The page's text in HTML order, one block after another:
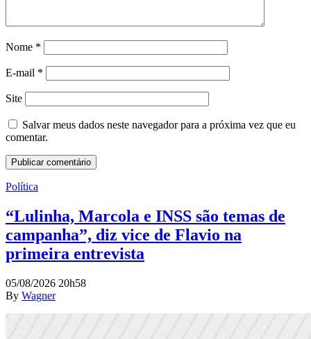
Nome *
E-mail *
Site
Salvar meus dados neste navegador para a próxima vez que eu
comentar.
Política
“Lulinha, Marcola e INSS são temas de
campanha”, diz vice de Flavio na
primeira entrevista
05/08/2026 20h58
By Wagner